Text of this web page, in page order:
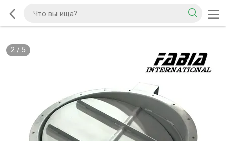
2/ 5